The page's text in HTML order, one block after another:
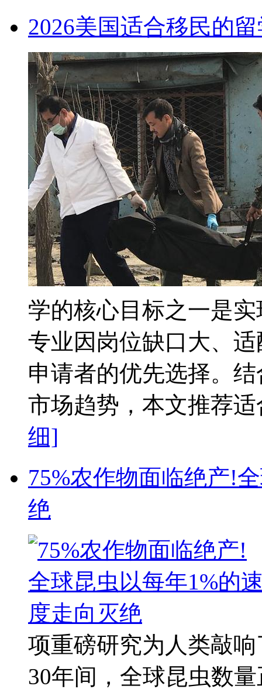
2026美国适合移民的
学的核心目标之一是
专业因岗位缺口大、
申请者的优先选择。
市场趋势，本文推荐
细]
75%农作物面临绝产!
绝
项重磅研究为人类敲
30年间，全球昆虫数